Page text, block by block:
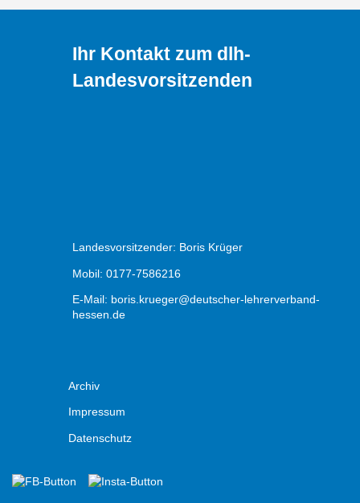
Ihr Kontakt zum dlh-
Landesvorsitzenden
Landesvorsitzender: Boris Krüger
Mobil: 0177-7586216
E-Mail: boris.krueger@deutscher-lehrerverband-
hessen.de
Archiv
Impressum
Datenschutz